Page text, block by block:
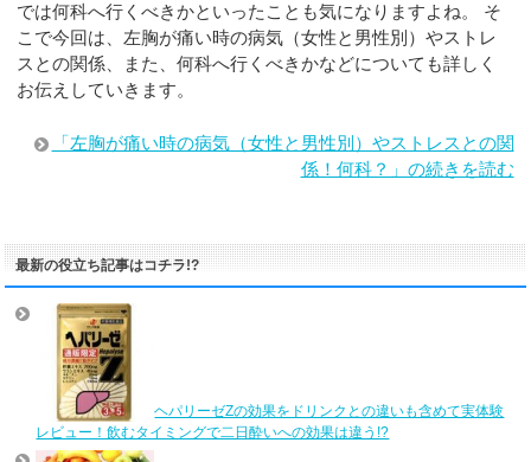
では何科へ行くべきかといったことも気になりますよね。 そ
こで今回は、左胸が痛い時の病気（女性と男性別）やストレ
スとの関係、また、何科へ行くべきかなどについても詳しく
お伝えしていきます。
「左胸が痛い時の病気（女性と男性別）やストレスとの関
係！何科？」の続きを読む
最新の役立ち記事はコチラ!?
ヘパリーゼZの効果をドリンクとの違いも含めて実体験
レビュー！飲むタイミングで二日酔いへの効果は違う!?